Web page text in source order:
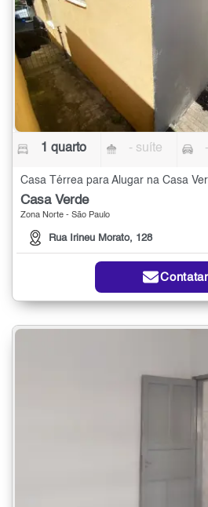
1 quarto - suíte
Casa Térrea para Alugar na Casa
Casa Verde
Zona Norte - São Paulo
Rua Irineu Morato, 128
Contatar